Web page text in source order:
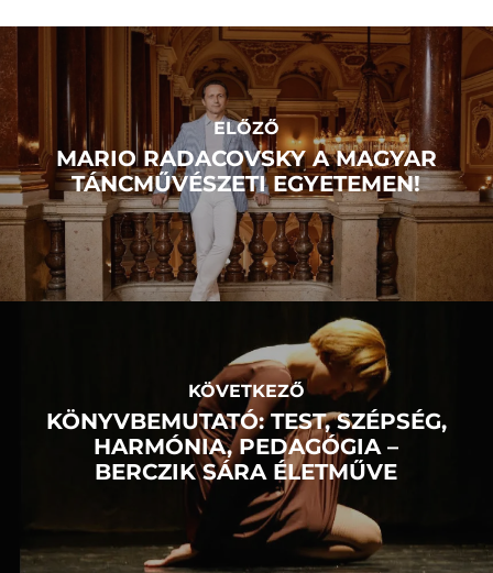
ELŐZŐ
MARIO RADACOVSKY A MAGYAR
TÁNCMŰVÉSZETI EGYETEMEN!
KÖVETKEZŐ
KÖNYVBEMUTATÓ: TEST, SZÉPSÉG,
HARMÓNIA, PEDAGÓGIA –
BERCZIK SÁRA ÉLETMŰVE